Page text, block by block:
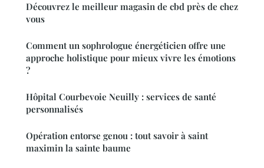
Découvrez le meilleur magasin de cbd près de chez
vous
Comment un sophrologue énergéticien offre une
approche holistique pour mieux vivre les émotions
?
Hôpital Courbevoie Neuilly : services de santé
personnalisés
Opération entorse genou : tout savoir à saint
maximin la sainte baume